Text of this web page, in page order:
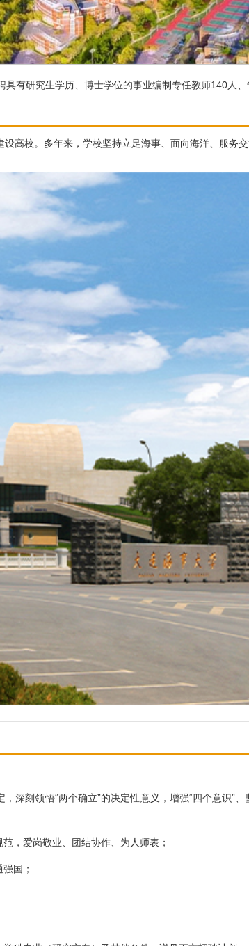
有研究生学历、博士学位的事业编制专任教师140人
高校。多年来，学校坚持立足海事、面向海洋、服务
深刻领悟“两个确立”的决定性意义，增强“四个意识”
，爱岗敬业、团结协作、为人师表；
国；